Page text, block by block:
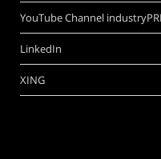
YouTube Channel
LinkedIn
XING